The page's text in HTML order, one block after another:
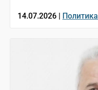
14.07.2026 | Политика